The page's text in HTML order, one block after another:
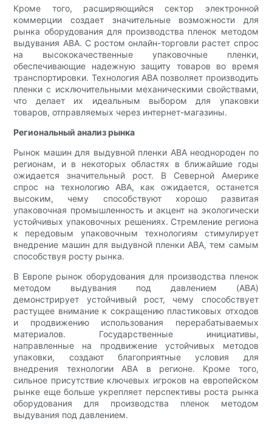
Кроме того, расширяющийся сектор электронной
коммерции создает значительные возможности для
рынка оборудования для производства пленок методом
выдувания ABA. С ростом онлайн-торговли растет спрос
на высококачественные упаковочные пленки,
обеспечивающие надежную защиту товаров во время
транспортировки. Технология ABA позволяет производить
пленки с исключительными механическими свойствами,
что делает их идеальным выбором для упаковки
товаров, отправляемых через интернет-магазины.
Региональный анализ рынка
Рынок машин для выдувной пленки ABA неоднороден по
регионам, и в некоторых областях в ближайшие годы
ожидается значительный рост. В Северной Америке
спрос на технологию ABA, как ожидается, останется
высоким, чему способствуют хорошо развитая
упаковочная промышленность и акцент на экологически
устойчивых упаковочных решениях. Стремление региона
к передовым упаковочным технологиям стимулирует
внедрение машин для выдувной пленки ABA, тем самым
способствуя росту рынка.
В Европе рынок оборудования для производства пленок
методом выдувания под давлением (ABA)
демонстрирует устойчивый рост, чему способствует
растущее внимание к сокращению пластиковых отходов
и продвижению использования перерабатываемых
материалов. Государственные инициативы,
направленные на продвижение устойчивых методов
упаковки, создают благоприятные условия для
внедрения технологии ABA в регионе. Кроме того,
сильное присутствие ключевых игроков на европейском
рынке еще больше укрепляет перспективы роста рынка
оборудования для производства пленок методом
выдувания под давлением.